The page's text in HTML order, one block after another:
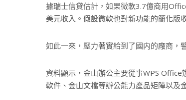
據瑞士信貸估計，如果微軟3.7億商用
美元收入。假設微軟也對新功能的簡化版
如此一來，壓力著實給到了國内的廠商，
資料顯示，金山辦公主要從事WPS
軟件、金山文檔等辦公能力產品矩陣以及